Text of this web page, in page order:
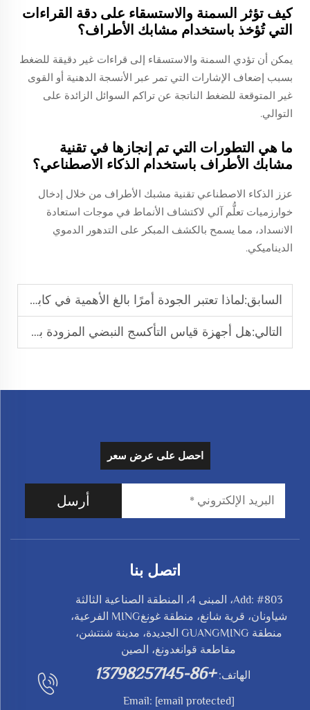
كيف تؤثر السمنة والاستسقاء على دقة القراءات
التي تُؤخذ باستخدام مشابك الأطراف؟
يمكن أن تؤدي السمنة والاستسقاء إلى قراءات غير دقيقة للضغط
بسبب إضعاف الإشارات التي تمر عبر الأنسجة الدهنية أو القوى
غير المتوقعة للضغط الناتجة عن تراكم السوائل الزائدة على
التوالي.
ما هي التطورات التي تم إنجازها في تقنية
مشابك الأطراف باستخدام الذكاء الاصطناعي؟
عزز الذكاء الاصطناعي تقنية مشبك الأطراف من خلال إدخال
خوارزميات تعلُّم آلي لاكتشاف الأنماط في موجات استعادة
الانسداد، مما يسمح بالكشف المبكر على التدهور الدموي
الديناميكي.
السابق:لماذا تعتبر الجودة أمرًا بالغ الأهمية في كابلات هولتر لمراقبة القلب؟
التالي:هل أجهزة قياس التأكسج النبضي المزودة بمقبض سهلة الاستخدام للرعاية المنزلية؟
احصل على عرض سعر
أرسل
اتصل بنا
Add: #803، المبنى 4، المنطقة الصناعية الثالثة
شياونان، قرية شانغ، منطقة غونغMING الفرعية،
منطقة GUANGMING الجديدة، مدينة شنتشن،
مقاطعة قوانغدونغ، الصين
الهاتف: +86-13798257145
Email: [email protected]